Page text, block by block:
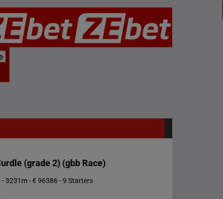
(grade 2) (gbb Race)
3231m - € 96386 - 9 Starters